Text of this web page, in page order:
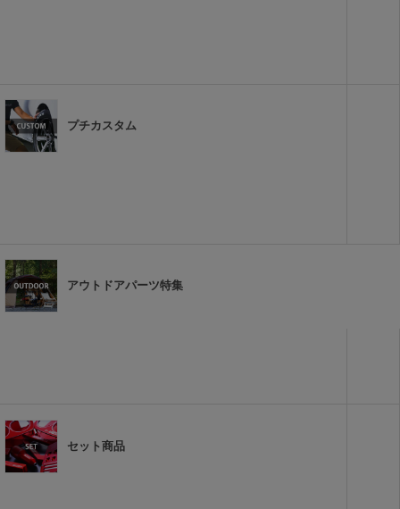
プチカスタム
アウトドアパーツ特集
セット商品